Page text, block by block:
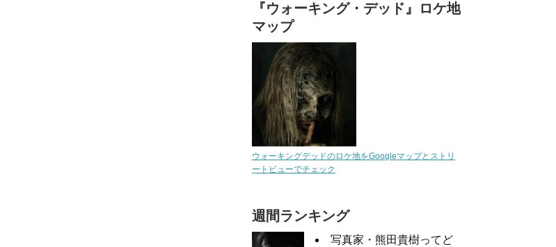
『ウォーキング・デッド』ロケ地
マップ
ウォーキングデッドのロケ地をGoogleマップとストリ
ートビューでチェック
週間ランキング
写真家・熊田貴樹ってど